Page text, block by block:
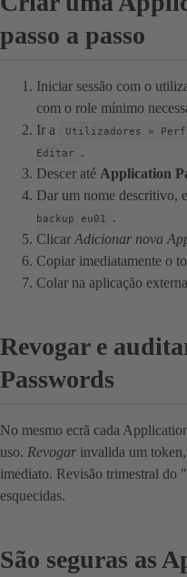
passo a passo
Iniciar sessão com o
com o role mínimo
Ir a
Utilizadores »
Editar
.
Descer até Application
Dar um nome descritivo,
backup eu01
.
Clicar Adicionar nova
Copiar imediatamente o
Colar na aplicação
Revogar e
Passwords
No mesmo ecrã cada
uso. Revogar invalida um token,
imediato. Revisão trimestral do
esquecidas.
São seguras as